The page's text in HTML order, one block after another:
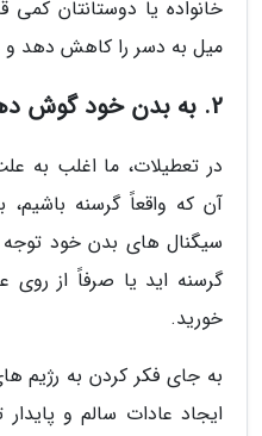
خانواده یا دوستانتان
میل به دسر را کاهش دهد و
2. به بدن خود گوش دهید
در تعطیلات، ما اغلب به
آن که واقعاً گرسنه
سیگنال های بدن خود توجه
گرسنه اید یا صرفاً از
خورید.
به جای فکر کردن به رژیم
ایجاد عادات سالم و